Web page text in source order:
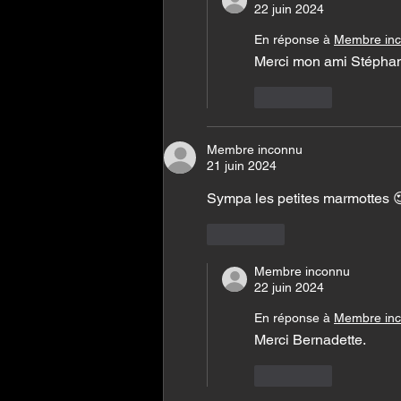
22 juin 2024
En réponse à Membre
Merci mon ami
Membre inconnu
21 juin 2024
Sympa les petites marmottes
Membre inconnu
22 juin 2024
En réponse à Membre
Merci Bernadette.